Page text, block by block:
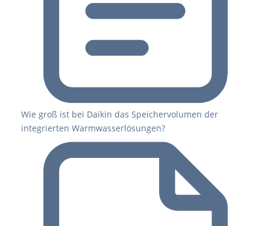
Wie groß ist bei Daikin das Speichervolumen der
integrierten Warmwasserlösungen?